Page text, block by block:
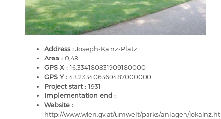
Address : Joseph-Kainz-Platz
Area : 0,48
GPS X : 16.334180831909180000
GPS Y : 48.233406360487000000
Project start : 1931
Implementation end : -
Website :
http://www.wien.gv.at/umwelt/parks/anlagen/